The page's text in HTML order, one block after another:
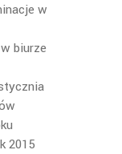
w
biurze
2015